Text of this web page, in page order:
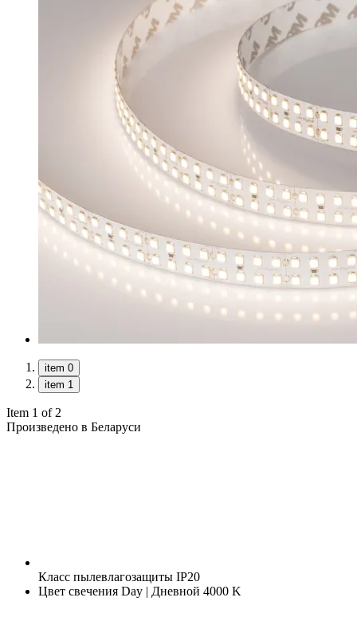
item 0
item 1
Item 1 of 2
Произведено в Беларуси
Класс пылевлагозащиты IP20
Цвет свечения Day | Дневной 4000 K